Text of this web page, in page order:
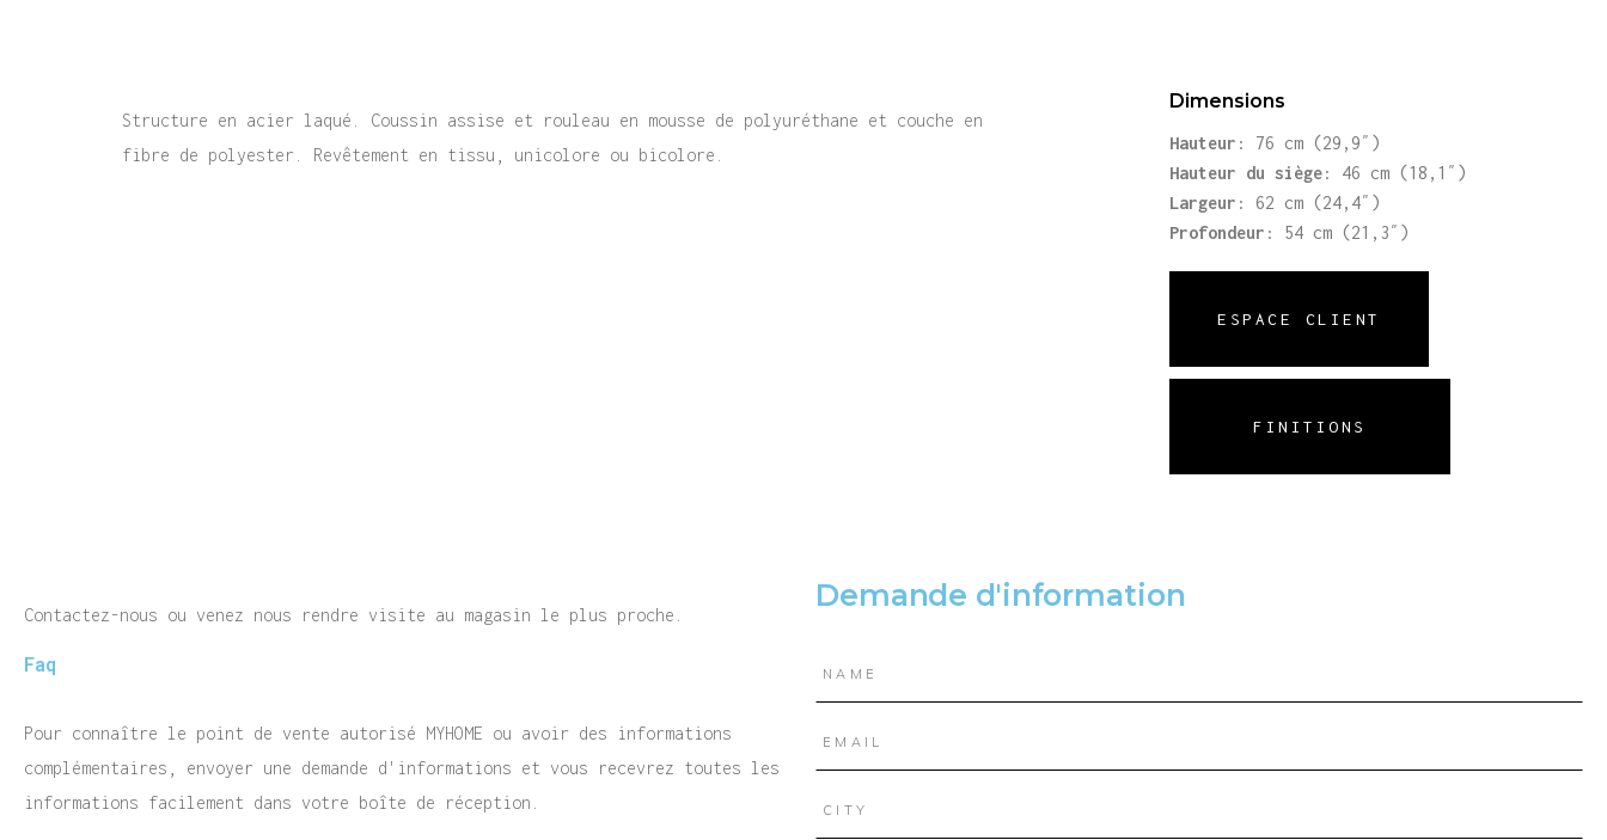
Structure en acier laqué. Coussin assise et rouleau en mousse de polyuréthane et couche en
fibre de polyester. Revêtement en tissu, unicolore ou bicolore.
Dimensions
Hauteur : 76 cm (29,9″)
Hauteur du siège: 46 cm (18,1″)
Largeur : 62 cm (24,4″)
Profondeur : 54 cm (21,3″)
ESPACE CLIENT
FINITIONS
Contactez-nous ou venez nous rendre visite au magasin le plus proche.
Faq
Pour connaître le point de vente autorisé MYHOME ou avoir des informations
complémentaires, envoyer une demande d'informations et vous recevrez toutes les
informations facilement dans votre boîte de réception.
Demande d'information